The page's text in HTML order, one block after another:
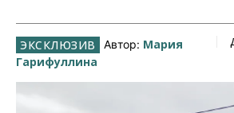
Автор: Мария
Гарифуллина